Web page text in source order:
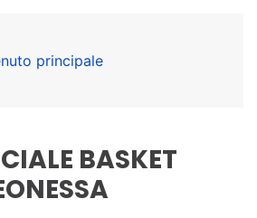
principale
BASKET